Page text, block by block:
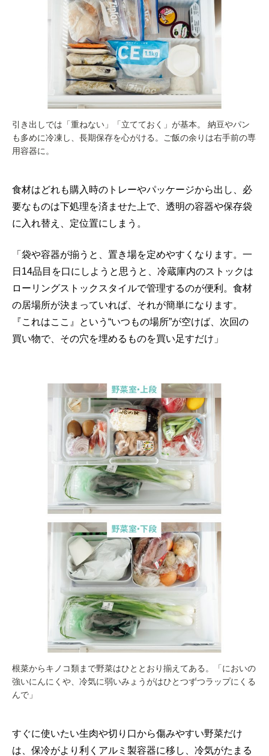
引き出しでは「重ねない」「立てておく」が基本。 納豆やパン
も多めに冷凍し、長期保存を心がける。ご飯の余りは右手前の専
用容器に。
食材はどれも購入時のトレーやパッケージから出し、必
要なものは下処理を済ませた上で、透明の容器や保存袋
に入れ替え、定位置にしまう。
「袋や容器が揃うと、置き場を定めやすくなります。一
日14品目を口にしようと思うと、冷蔵庫内のストックは
ローリングストックスタイルで管理するのが便利。食材
の居場所が決まっていれば、それが簡単になります。
『これはここ』という“いつもの場所”が空けば、次回の
買い物で、その穴を埋めるものを買い足すだけ」
根菜からキノコ類まで野菜はひととおり揃えてある。「においの
強いにんにくや、冷気に弱いみょうがはひとつずつラップにくる
んで」
すぐに使いたい生肉や切り口から傷みやすい野菜だけ
は、保冷がより利くアルミ製容器に移し、冷気がたまる